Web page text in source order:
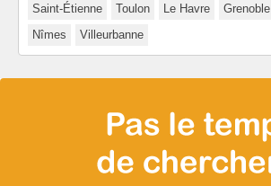
Saint-Étienne
Toulon Le Havre Grenoble
Nîmes
Villeurbanne